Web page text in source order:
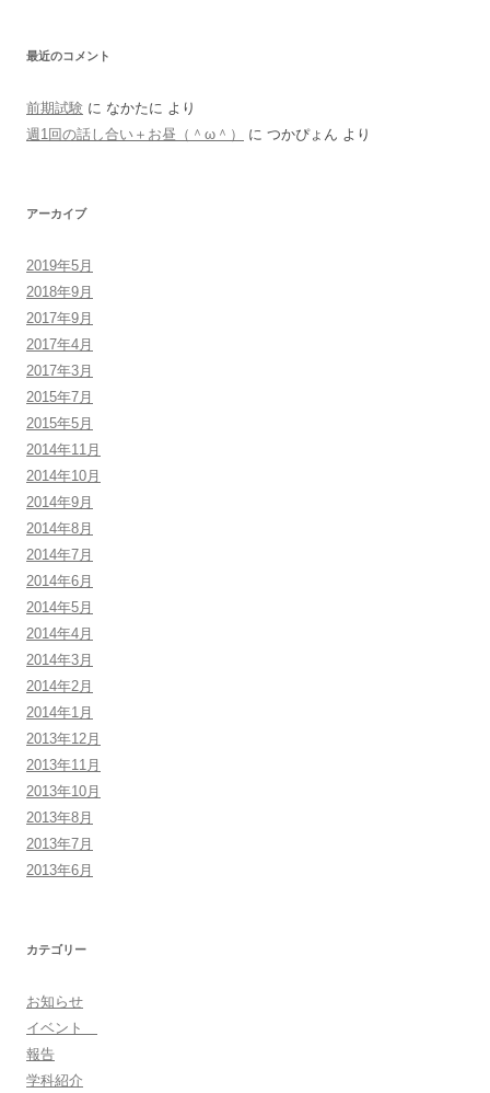
最近のコメント
前期試験 に なかたに より
週1回の話し合い＋お昼（＾ω＾）
に つかぴょん より
アーカイブ
2019年5月
2018年9月
2017年9月
2017年4月
2017年3月
2015年7月
2015年5月
2014年11月
2014年10月
2014年9月
2014年8月
2014年7月
2014年6月
2014年5月
2014年4月
2014年3月
2014年2月
2014年1月
2013年12月
2013年11月
2013年10月
2013年8月
2013年7月
2013年6月
カテゴリー
お知らせ
イベント
報告
学科紹介